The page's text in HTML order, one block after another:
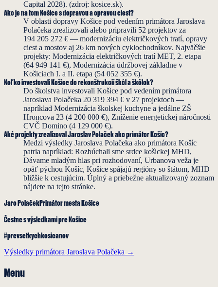
Capital 2028). (zdroj: kosice.sk).
Ako je na tom Košice s dopravou a opravou ciest?
V oblasti dopravy Košice pod vedením primátora Jaroslava
Polačeka zrealizovali alebo pripravili 52 projektov za
194 205 272 € — modernizáciu električkových tratí, opravy
ciest a mostov aj 26 km nových cyklochodníkov. Najväčšie
projekty: Modernizácia električkových tratí MET, 2. etapa
(64 949 141 €), Modernizácia údržbovej základne v
Košiciach I. a II. etapa (54 052 355 €).
Koľko investovali Košice do rekonštrukcií škôl a škôlok?
Do školstva investovali Košice pod vedením primátora
Jaroslava Polačeka 20 319 394 € v 27 projektoch —
napríklad Modernizácia školskej kuchyne a jedálne ZŠ
Hroncova 23 (4 200 000 €), Zníženie energetickej náročnosti
CVČ Domino (4 129 000 €).
Aké projekty zrealizoval Jaroslav Polaček ako primátor Košíc?
Medzi výsledky Jaroslava Polačeka ako primátora Košíc
patria napríklad: Rozbúchali sme srdce košickej MHD,
Dávame mladým hlas pri rozhodovaní, Urbanova veža je
opäť pýchou Košíc, Košice spájajú regióny so štátom, MHD
bližšie k cestujúcim. Úplný a priebežne aktualizovaný zoznam
nájdete na tejto stránke.
Jaro PolačekPrimátor mesta Košice
Čestne s výsledkamipre Košice
#prevsetkychkosicanov
Výsledky primátora Jaroslava Polačeka →
Menu